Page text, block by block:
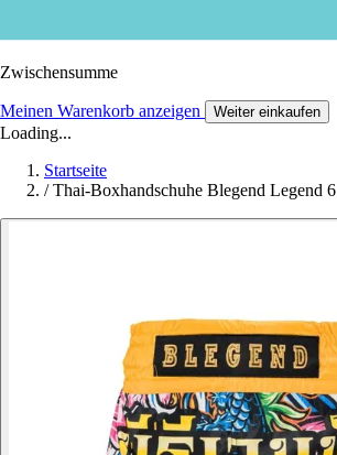
Zwischensumme
Meinen Warenkorb anzeigen Weiter einkaufen
Loading...
Startseite
/ Thai-Boxhandschuhe Blegend Legend 6